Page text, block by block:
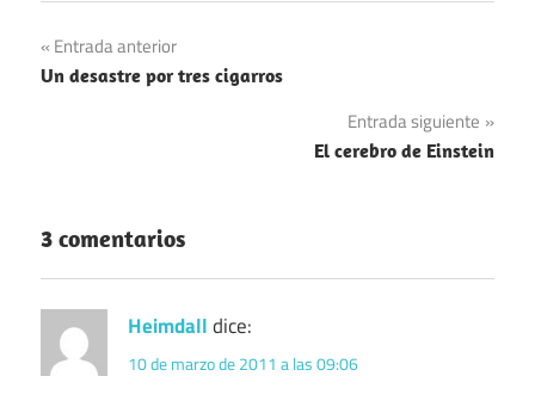
Navegación
de
Entrada anterior
Un desastre por tres cigarros
Entrada siguiente
El cerebro de Einstein
3 comentarios
Heimdalldice:
10 de marzo de 2011 a las 09:06